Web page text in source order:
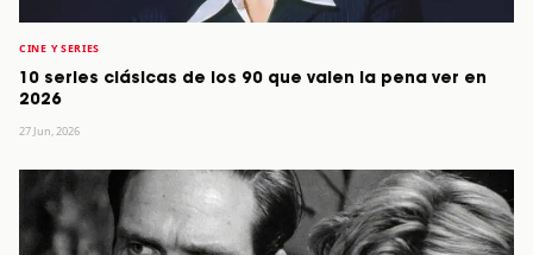
CINE Y SERIES
10 series clásicas de los 90 que valen la pena ver en
2026
27 Jun, 2026